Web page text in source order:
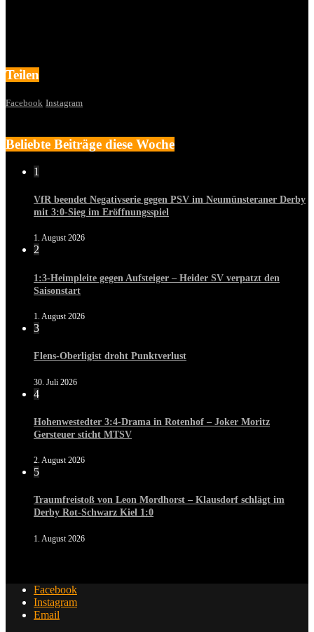
Teilen
Facebook Instagram
Beliebte Beiträge diese Woche
1
VfR beendet Negativserie gegen PSV im Neumünsteraner Derby
mit 3:0-Sieg im Eröffnungsspiel
1. August 2026
2
1:3-Heimpleite gegen Aufsteiger – Heider SV verpatzt den
Saisonstart
1. August 2026
3
Flens-Oberligist droht Punktverlust
30. Juli 2026
4
Hohenwestedter 3:4-Drama in Rotenhof – Joker Moritz
Gersteuer sticht MTSV
2. August 2026
5
Traumfreistoß von Leon Mordhorst – Klausdorf schlägt im
Derby Rot-Schwarz Kiel 1:0
1. August 2026
Facebook
Instagram
Email